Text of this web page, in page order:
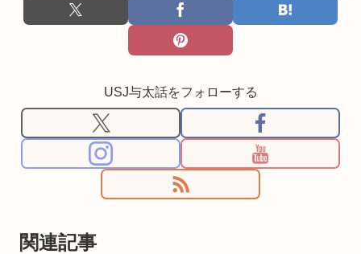
USJ与太話をフォローする
関連記事